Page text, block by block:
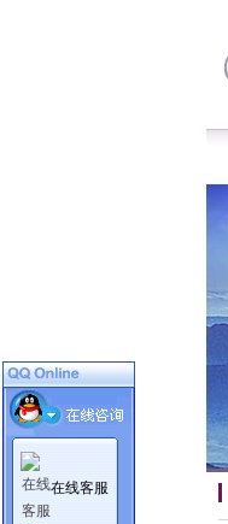
在线客服